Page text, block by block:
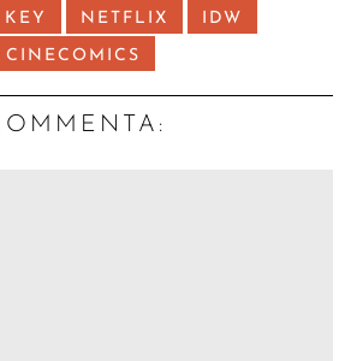
NETFLIX IDW
CINECOMICS
OMMENTA: